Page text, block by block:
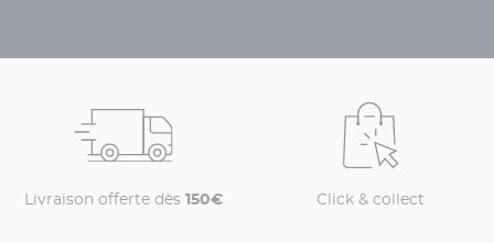
Livraison offerte dès 150€ Click & collect